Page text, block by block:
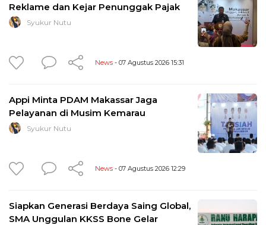
Reklame dan Kejar Penunggak Pajak
Syukur Nutu
News - 07 Agustus 2026 15:31
Appi Minta PDAM Makassar Jaga
Pelayanan di Musim Kemarau
Syukur Nutu
News - 07 Agustus 2026 12:29
Siapkan Generasi Berdaya Saing Global,
SMA Unggulan KKSS Bone Gelar